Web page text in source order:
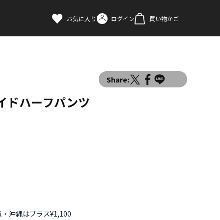
お気に入り ログイン 買い物かご
Share:
ハーフパンツ
沖縄はプラス¥1,100